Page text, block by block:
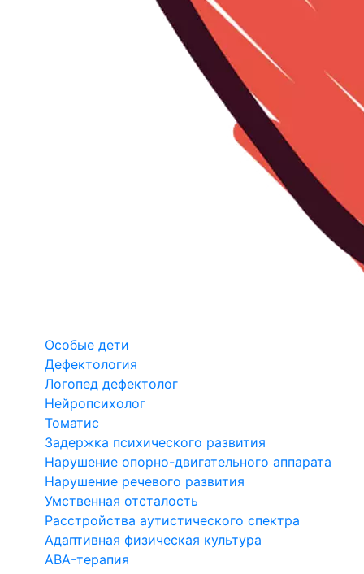
Особые дети
Дефектология
Логопед дефектолог
Нейропсихолог
Томатис
Задержка психического развития
Нарушение опорно-двигательного аппарата
Нарушение речевого развития
Умственная отсталость
Расстройства аутистического спектра
Адаптивная физическая культура
ABA-терапия